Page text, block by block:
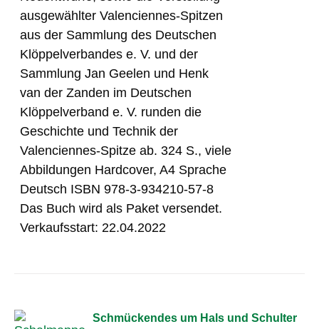
ausgewählter Valenciennes-Spitzen
aus der Sammlung des Deutschen
Klöppelverbandes e. V. und der
Sammlung Jan Geelen und Henk
van der Zanden im Deutschen
Klöppelverband e. V. runden die
Geschichte und Technik der
Valenciennes-Spitze ab. 324 S., viele
Abbildungen Hardcover, A4 Sprache
Deutsch ISBN 978-3-934210-57-8
Das Buch wird als Paket versendet.
Verkaufsstart: 22.04.2022
Schmückendes um Hals und Schulter